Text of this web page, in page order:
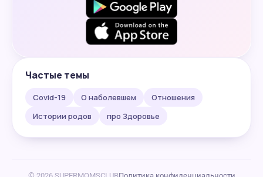
Частые темы
Covid-19 О наболевшем
Отношения
Истории родов
про Здоровье